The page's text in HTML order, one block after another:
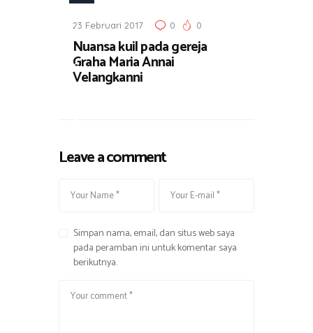
o
,
G
a
i
23 Februari 2017 0 0
Nuansa kuil pada gereja
Graha Maria Annai
Velangkanni
Leave a comment
Simpan nama, email, dan situs web saya
pada peramban ini untuk komentar saya
berikutnya.